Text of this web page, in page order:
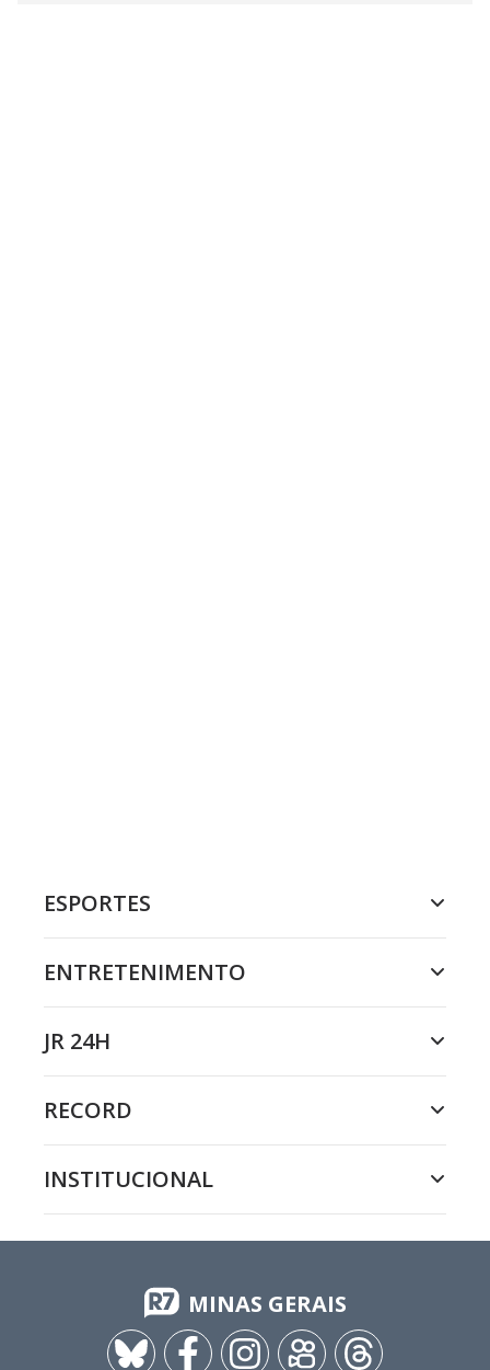
ESPORTES
ENTRETENIMENTO
JR 24H
RECORD
INSTITUCIONAL
MINAS GERAIS